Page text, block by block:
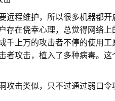
程维护，所以很多机器都开
存在侥幸心理，总觉得网络
千上万的攻击者不停的使用
者攻击，植入了多种病毒。
击类似，只不过通过弱口令